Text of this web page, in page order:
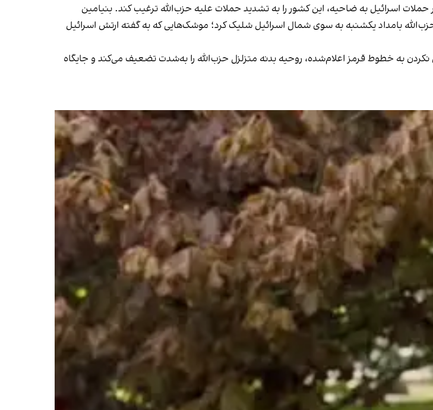
حملات اسرائیل به ضاحیه، این کشور را به تشدید حملات علیه حزب‌الله ترغیب کند. بنیامین
بامداد یکشنبه به سوی شمال اسرائیل شلیک کرد؛ موشک‌هایی که به گفته ارتش اسرائیل
به خطوط قرمز اعلام‌شده، روحیه بدنه متزلزل حزب‌الله را به‌شدت تضعیف می‌کند و جایگاه